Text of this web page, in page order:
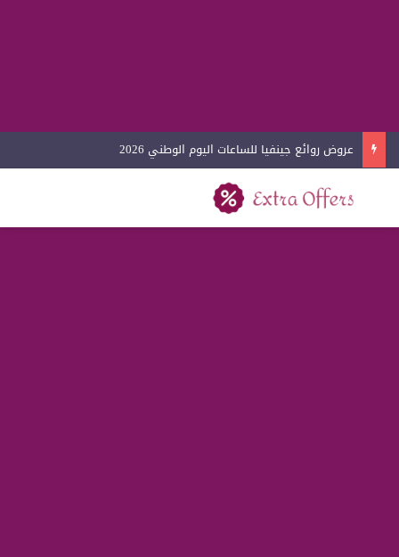
عروض روائع جينفيا للساعات اليوم الوطني 2026
بحث عن